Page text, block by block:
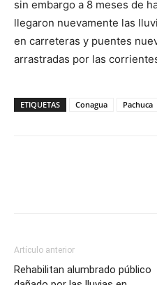
sin embargo a 8 meses de
llegaron nuevamente las
en carreteras y puentes
arrastradas por las
ETIQUETAS Conagua Pachuca
Artículo anterior
Rehabilitan alumbrado público